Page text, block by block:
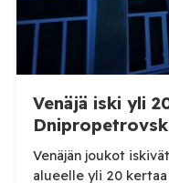
Venäjä iski yli
Venäjän joukot
alueelle yli 20